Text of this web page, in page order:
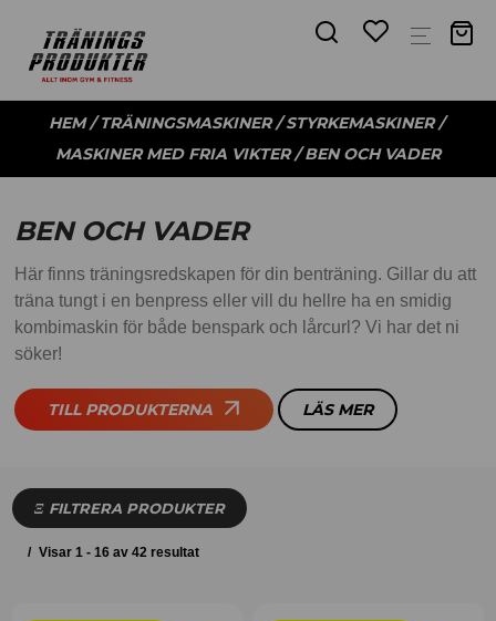
HEM/TRÄNINGSMASKINER/STYRKEMASKINER/
MASKINER MED FRIA VIKTER/ BEN OCH VADER
BEN OCH VADER
Här finns träningsredskapen för din benträning. Gillar du att
träna tungt i en benpress eller vill du hellre ha en smidig
kombimaskin för både benspark och lårcurl? Vi har det ni
söker!
TILL PRODUKTERNA LÄS MER
FILTRERA PRODUKTER
Visar 1 - 16 av 42 resultat